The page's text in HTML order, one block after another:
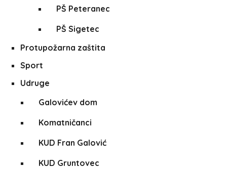
PŠ Peteranec
PŠ Sigetec
Protupožarna zaštita
Sport
Udruge
Galovićev dom
Komatničanci
KUD Fran Galović
KUD Gruntovec